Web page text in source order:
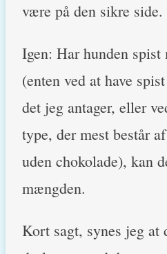
være på den sikre side.
Igen: Har hunden spist
(enten ved at have
det jeg antager, eller
type, der mest består
uden chokolade), kan
mængden.
Kort sagt, synes jeg at